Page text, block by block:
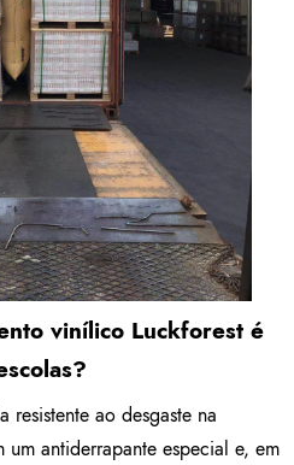
vinílico Luckforest é
resistente ao desgaste na
antiderrapante especial e, em